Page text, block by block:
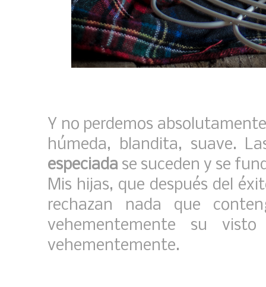
Y no perdemos
húmeda, blandita, suave.
especiada se suceden y se
Mis hijas, que después del
rechazan nada que
vehementemente su
vehementemente.